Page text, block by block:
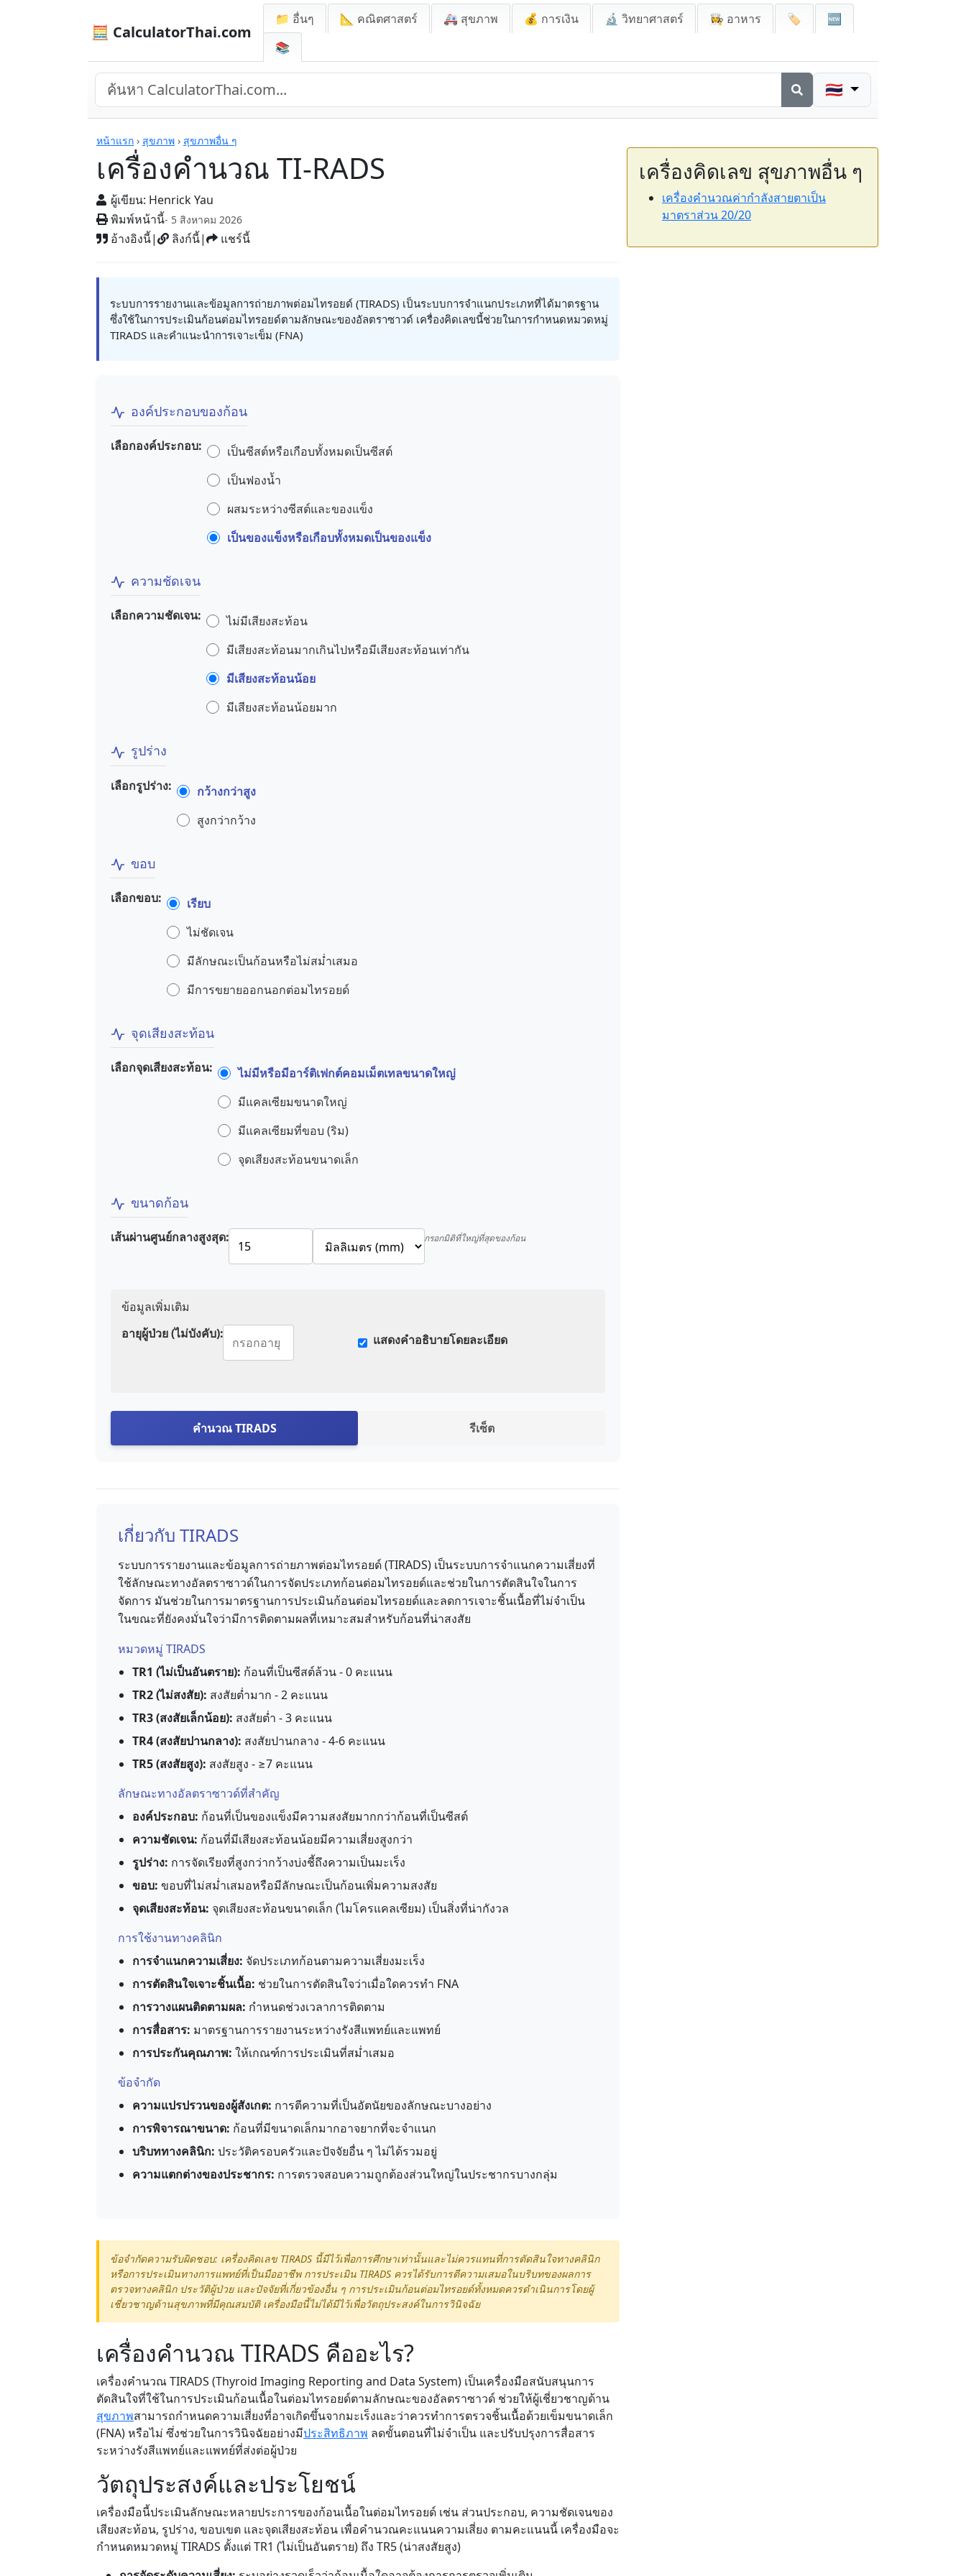
🧮 CalculatorThai.com
📁 อื่นๆ 📐 คณิตศาสตร์ 🚑 สุขภาพ 💰 การเงิน 🔬 วิทยาศาสตร์ 👩‍🍳 อาหาร 🏷️
🆕
📚
🇹🇭
หน้าแรก › สุขภาพ › สุขภาพอื่น ๆ
เครื่องคำนวณ TI-RADS
ผู้เขียน: Henrick Yau
พิมพ์หน้านี้- 5 สิงหาคม 2026
อ้างอิงนี้| ลิงก์นี้| แชร์นี้
เครื่องคิดเลข
ระบบการรายงานและข้อมูลการถ่ายภาพต่อมไทรอยด์ (TIRADS) เป็นระบบการจำแนกประเภทที่ได้มาตรฐาน
ซึ่งใช้ในการประเมินก้อนต่อมไทรอยด์ตามลักษณะของอัลตราซาวด์ เครื่องคิดเลขนี้ช่วยในการกำหนดหมวดหมู่
TIRADS และคำแนะนำการเจาะเข็ม (FNA)
องค์ประกอบของก้อน
เลือกองค์ประกอบ:
เป็นซีสต์หรือเกือบทั้งหมดเป็นซีสต์
เป็นฟองน้ำ
ผสมระหว่างซีสต์และของแข็ง
เป็นของแข็งหรือเกือบทั้งหมดเป็นของแข็ง
ความชัดเจน
เลือกความชัดเจน:
ไม่มีเสียงสะท้อน
มีเสียงสะท้อนมากเกินไปหรือมีเสียงสะท้อนเท่ากัน
มีเสียงสะท้อนน้อย
มีเสียงสะท้อนน้อยมาก
รูปร่าง
เลือกรูปร่าง:
กว้างกว่าสูง
สูงกว่ากว้าง
ขอบ
เลือกขอบ:
เรียบ
ไม่ชัดเจน
มีลักษณะเป็นก้อนหรือไม่สม่ำเสมอ
มีการขยายออกนอกต่อมไทรอยด์
จุดเสียงสะท้อน
เลือกจุดเสียงสะท้อน:
ไม่มีหรือมีอาร์ติเฟกต์คอมเม็ตเทลขนาดใหญ่
มีแคลเซียมขนาดใหญ่
มีแคลเซียมที่ขอบ (ริม)
จุดเสียงสะท้อนขนาดเล็ก
ขนาดก้อน
เส้นผ่านศูนย์กลางสูงสุด: กรอกมิติที่ใหญ่ที่สุดของก้อน
ข้อมูลเพิ่มเติม
อายุผู้ป่วย (ไม่บังคับ):
แสดงคำอธิบายโดยละเอียด
คำนวณ TIRADS รีเซ็ต
เกี่ยวกับ TIRADS
ระบบการรายงานและข้อมูลการถ่ายภาพต่อมไทรอยด์ (TIRADS) เป็นระบบการจำแนกความเสี่ยงที่
ใช้ลักษณะทางอัลตราซาวด์ในการจัดประเภทก้อนต่อมไทรอยด์และช่วยในการตัดสินใจในการ
จัดการ มันช่วยในการมาตรฐานการประเมินก้อนต่อมไทรอยด์และลดการเจาะชิ้นเนื้อที่ไม่จำเป็น
ในขณะที่ยังคงมั่นใจว่ามีการติดตามผลที่เหมาะสมสำหรับก้อนที่น่าสงสัย
หมวดหมู่ TIRADS
TR1 (ไม่เป็นอันตราย): ก้อนที่เป็นซีสต์ล้วน - 0 คะแนน
TR2 (ไม่สงสัย): สงสัยต่ำมาก - 2 คะแนน
TR3 (สงสัยเล็กน้อย): สงสัยต่ำ - 3 คะแนน
TR4 (สงสัยปานกลาง): สงสัยปานกลาง - 4-6 คะแนน
TR5 (สงสัยสูง): สงสัยสูง - ≥7 คะแนน
ลักษณะทางอัลตราซาวด์ที่สำคัญ
องค์ประกอบ: ก้อนที่เป็นของแข็งมีความสงสัยมากกว่าก้อนที่เป็นซีสต์
ความชัดเจน: ก้อนที่มีเสียงสะท้อนน้อยมีความเสี่ยงสูงกว่า
รูปร่าง: การจัดเรียงที่สูงกว่ากว้างบ่งชี้ถึงความเป็นมะเร็ง
ขอบ: ขอบที่ไม่สม่ำเสมอหรือมีลักษณะเป็นก้อนเพิ่มความสงสัย
จุดเสียงสะท้อน: จุดเสียงสะท้อนขนาดเล็ก (ไมโครแคลเซียม) เป็นสิ่งที่น่ากังวล
การใช้งานทางคลินิก
การจำแนกความเสี่ยง: จัดประเภทก้อนตามความเสี่ยงมะเร็ง
การตัดสินใจเจาะชิ้นเนื้อ: ช่วยในการตัดสินใจว่าเมื่อใดควรทำ FNA
การวางแผนติดตามผล: กำหนดช่วงเวลาการติดตาม
การสื่อสาร: มาตรฐานการรายงานระหว่างรังสีแพทย์และแพทย์
การประกันคุณภาพ: ให้เกณฑ์การประเมินที่สม่ำเสมอ
ข้อจำกัด
ความแปรปรวนของผู้สังเกต: การตีความที่เป็นอัตนัยของลักษณะบางอย่าง
การพิจารณาขนาด: ก้อนที่มีขนาดเล็กมากอาจยากที่จะจำแนก
บริบททางคลินิก: ประวัติครอบครัวและปัจจัยอื่น ๆ ไม่ได้รวมอยู่
ความแตกต่างของประชากร: การตรวจสอบความถูกต้องส่วนใหญ่ในประชากรบางกลุ่ม
ข้อจำกัดความรับผิดชอบ: เครื่องคิดเลข TIRADS นี้มีไว้เพื่อการศึกษาเท่านั้นและไม่ควรแทนที่การตัดสินใจทางคลินิก
หรือการประเมินทางการแพทย์ที่เป็นมืออาชีพ การประเมิน TIRADS ควรได้รับการตีความเสมอในบริบทของผลการ
ตรวจทางคลินิก ประวัติผู้ป่วย และปัจจัยที่เกี่ยวข้องอื่น ๆ การประเมินก้อนต่อมไทรอยด์ทั้งหมดควรดำเนินการโดยผู้
เชี่ยวชาญด้านสุขภาพที่มีคุณสมบัติ เครื่องมือนี้ไม่ได้มีไว้เพื่อวัตถุประสงค์ในการวินิจฉัย
เครื่องคำนวณ TIRADS คืออะไร?
เครื่องคำนวณ TIRADS (Thyroid Imaging Reporting and Data System) เป็นเครื่องมือสนับสนุนการ
ตัดสินใจที่ใช้ในการประเมินก้อนเนื้อในต่อมไทรอยด์ตามลักษณะของอัลตราซาวด์ ช่วยให้ผู้เชี่ยวชาญด้าน
สุขภาพสามารถกำหนดความเสี่ยงที่อาจเกิดขึ้นจากมะเร็งและว่าควรทำการตรวจชิ้นเนื้อด้วยเข็มขนาดเล็ก
(FNA) หรือไม่ ซึ่งช่วยในการวินิจฉัยอย่างมีประสิทธิภาพ ลดขั้นตอนที่ไม่จำเป็น และปรับปรุงการสื่อสาร
ระหว่างรังสีแพทย์และแพทย์ที่ส่งต่อผู้ป่วย
วัตถุประสงค์และประโยชน์
เครื่องมือนี้ประเมินลักษณะหลายประการของก้อนเนื้อในต่อมไทรอยด์ เช่น ส่วนประกอบ, ความชัดเจนของ
เสียงสะท้อน, รูปร่าง, ขอบเขต และจุดเสียงสะท้อน เพื่อคำนวณคะแนนความเสี่ยง ตามคะแนนนี้ เครื่องมือจะ
กำหนดหมวดหมู่ TIRADS ตั้งแต่ TR1 (ไม่เป็นอันตราย) ถึง TR5 (น่าสงสัยสูง)
เครื่องคิดเลข สุขภาพอื่น ๆ
เครื่องคำนวณค่ากำลังสายตาเป็น
มาตราส่วน 20/20